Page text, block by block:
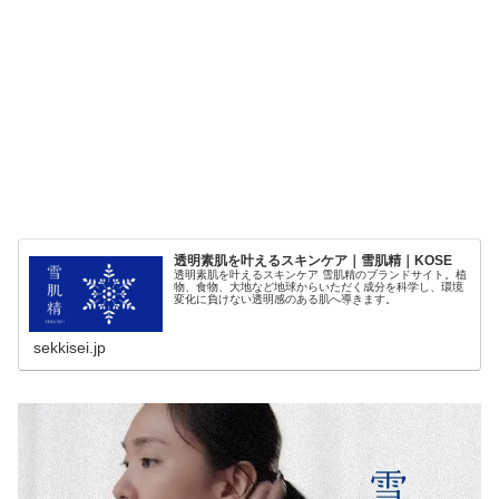
透明素肌を叶えるスキンケア｜雪肌精｜KOSE
透明素肌を叶えるスキンケア 雪肌精のブランドサイト。植
物、食物、大地など地球からいただく成分を科学し、環境
変化に負けない透明感のある肌へ導きます。
sekkisei.jp